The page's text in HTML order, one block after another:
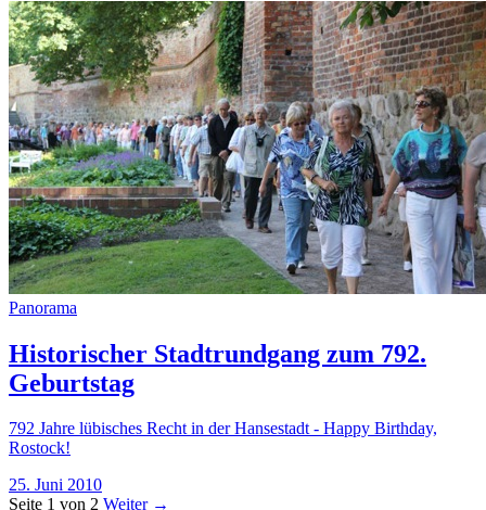
Panorama
Historischer Stadtrundgang zum 792.
Geburtstag
792 Jahre lübisches Recht in der Hansestadt - Happy Birthday,
Rostock!
25. Juni 2010
Seite 1 von 2 Weiter →